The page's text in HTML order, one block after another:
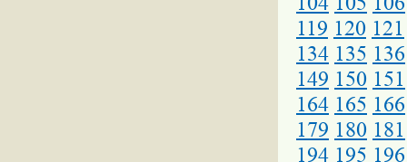
119 120 121
134 135 136
149 150 151
164 165 166
179 180 181
194 195 196